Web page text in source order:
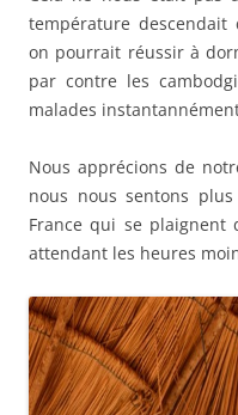
température descendait
on pourrait réussir à
par contre les
malades
Nous apprécions de
nous nous sentons
France qui se
attendant les heures